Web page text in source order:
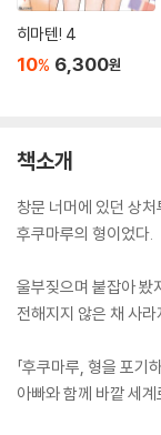
히마텐! 4
10% 6,300원
책소개
창문 너머에 있던 상
후쿠마루의 형이었다.
울부짖으며 붙잡아 봤
전해지지 않은 채 사라
「후쿠마루, 형을 포기
아빠와 함께 바깥 세